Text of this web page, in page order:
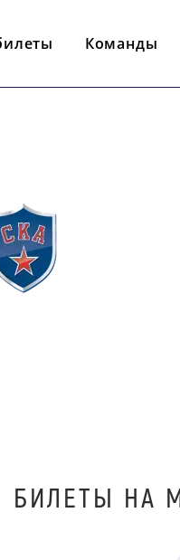
Команды
БИЛЕТЫ НА